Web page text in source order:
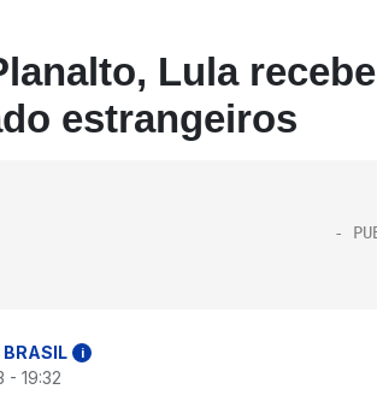
Lula
estrangeiros
BRASIL i
- 19:32